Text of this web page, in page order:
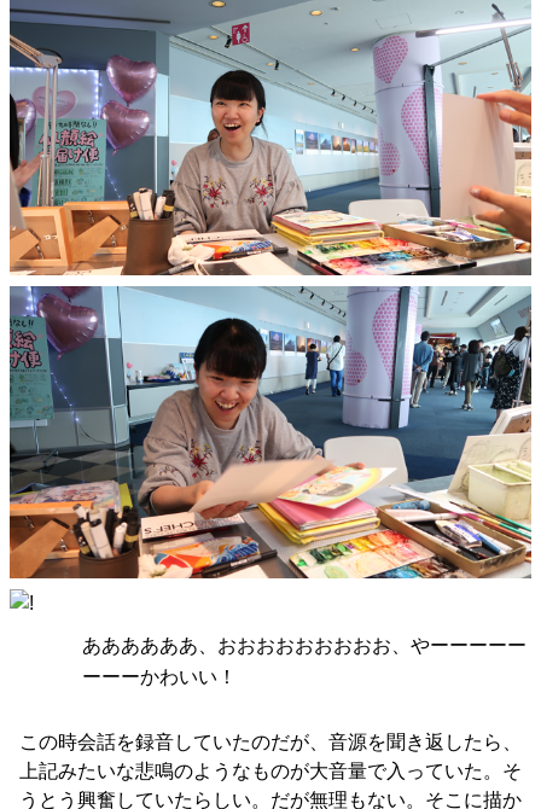
ああああああ、おおおおおおおおお、やーーーーー
ーーーかわいい！
この時会話を録音していたのだが、音源を聞き返したら、
上記みたいな悲鳴のようなものが大音量で入っていた。そ
うとう興奮していたらしい。だが無理もない。そこに描か